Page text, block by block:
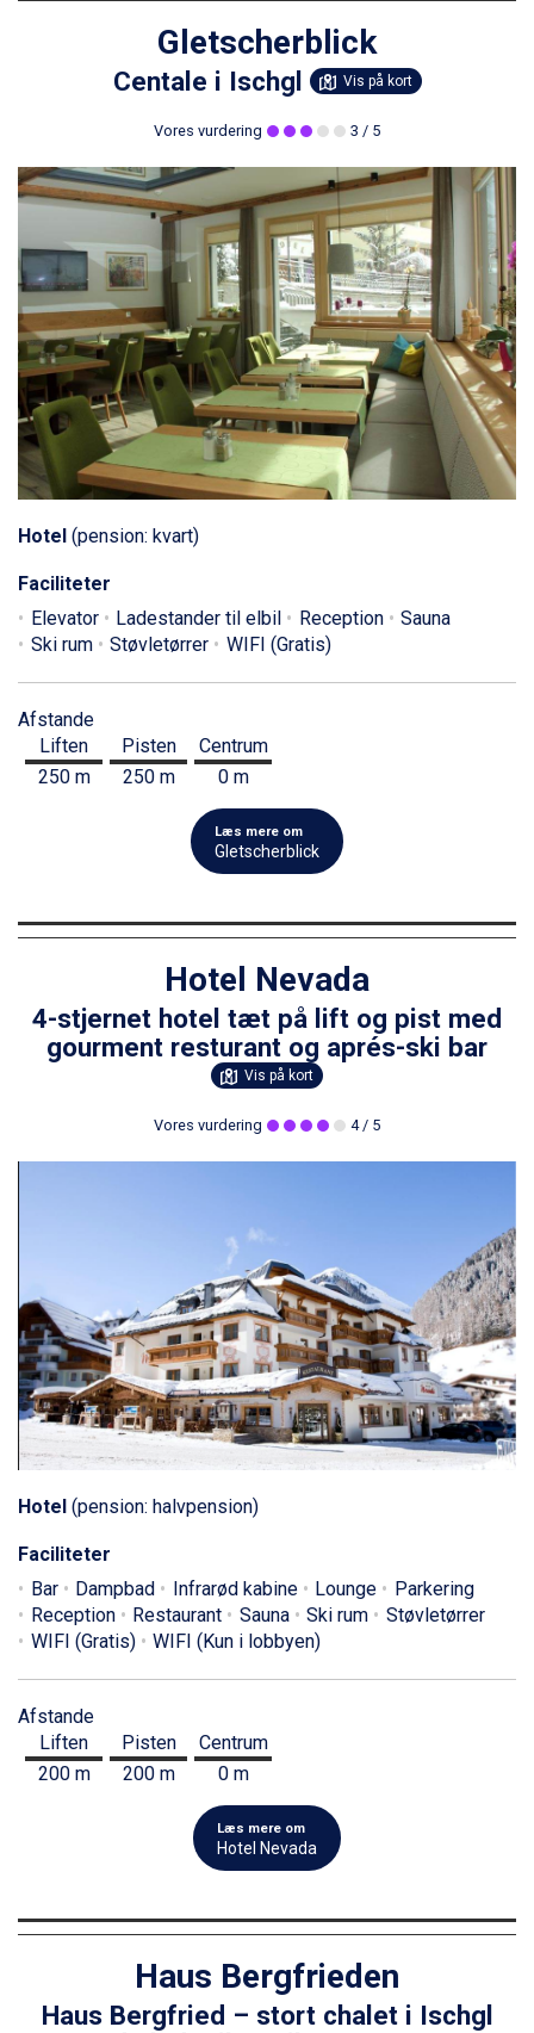
Gletscherblick
Centale i Ischgl Vis på kort
Vores vurdering 3 / 5
Hotel (pension: kvart)
Faciliteter
Elevator
Ladestander til elbil Reception
Sauna
Ski rum
Støvletørrer WIFI (Gratis)
Afstande
Liften
250 m
Pisten
250 m
Centrum
0 m
Læs mere om
Gletscherblick
Hotel Nevada
4-stjernet hotel tæt på lift og pist med
gourment resturant og aprés-ski bar
Vis på kort
Vores vurdering 4/ 5
Hotel (pension: halvpension)
Faciliteter
Bar
Dampbad Infrarød kabine Lounge
Parkering
Reception
Restaurant Sauna Ski rum
Støvletørrer
WIFI (Gratis)
WIFI (Kun i lobbyen)
Afstande
Liften
200 m
Pisten
200 m
Centrum
0 m
Læs mere om
Hotel Nevada
Haus Bergfrieden
Haus Bergfried – stort chalet i Ischgl